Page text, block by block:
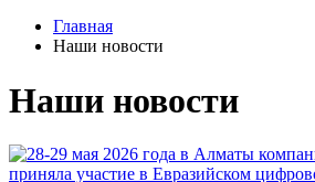
Главная
Наши новости
Наши новости